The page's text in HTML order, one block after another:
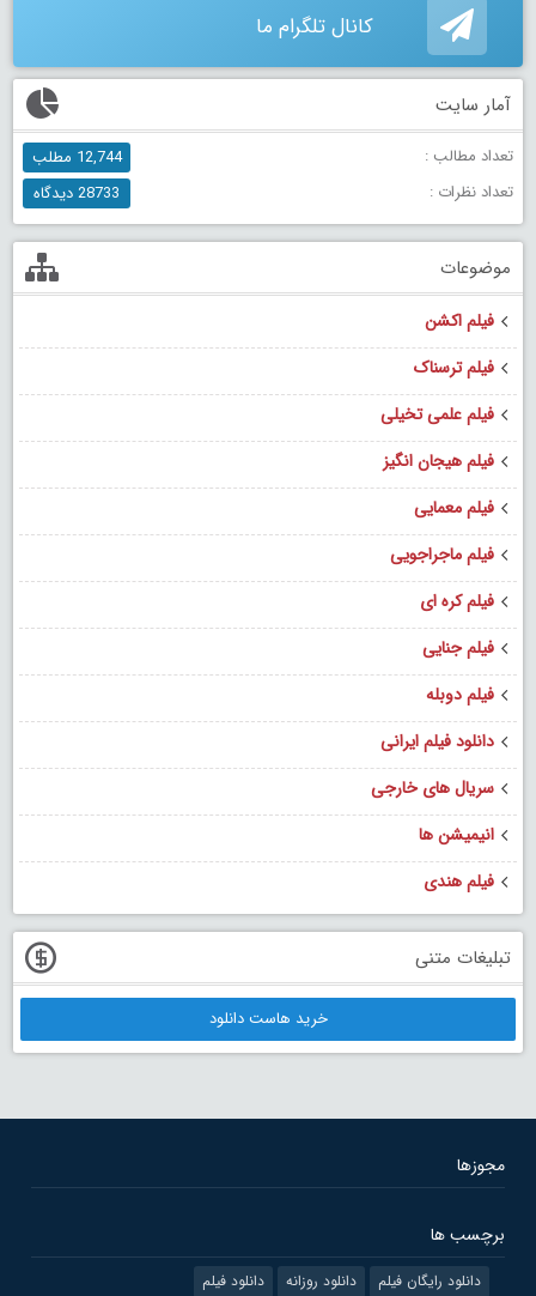
کانال تلگرام ما
آمار سایت
تعداد مطالب :
12,744 مطلب
تعداد نظرات :
28733 دیدگاه
موضوعات
فیلم اکشن
فیلم ترسناک
فیلم علمی تخیلی
فیلم هیجان انگیز
فیلم معمایی
فیلم ماجراجویی
فیلم کره ای
فیلم جنایی
فیلم دوبله
دانلود فیلم ایرانی
سریال های خارجی
انیمیشن ها
فیلم هندی
تبلیغات متنی
خرید هاست دانلود
مجوزها
برچسب ها
دانلود رایگان فیلم دانلود روزانه دانلود فیلم